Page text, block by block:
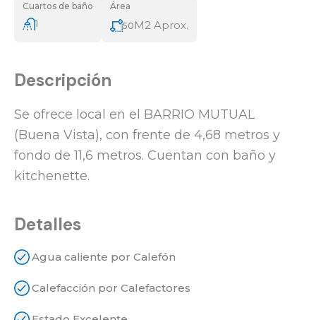
Cuartos de baño
1
Área
50 M2 Aprox.
Descripción
Se ofrece local en el BARRIO MUTUAL
(Buena Vista), con frente de 4,68 metros y
fondo de 11,6 metros. Cuentan con baño y
kitchenette.
Detalles
Agua caliente por Calefón
Calefacción por Calefactores